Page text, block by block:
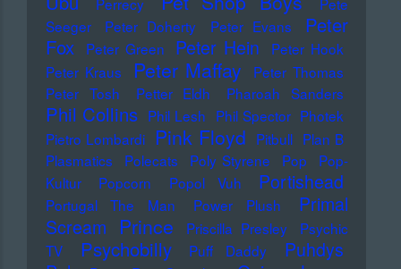
Perrecy
Pete
Seeger
Peter Doherty Peter Evans
Peter
Fox
Peter Green Peter Hein
Peter Hook
Peter Kraus
Peter Maffay
Peter Thomas
Peter Tosh
Petter Eldh Pharoah Sanders
Phil Collins Phil Lesh Phil Spector Photek
Pietro Lombardi
Pink Floyd Pitbull Plan B
Plasmatics
Polecats Poly Styrene Pop
Pop-
Kultur
Popcorn Popol Vuh Portishead
Portugal The Man Power Plush
Primal
Scream
Prince Priscilla Presley
Psychic
TV
Psychobilly Puff Daddy
Puhdys